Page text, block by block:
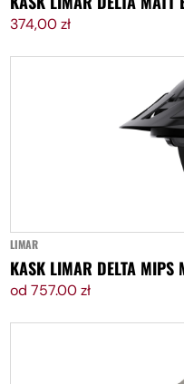
374,00zł
LIMAR
KASK LIMAR DELTA MIPS
od 757.00 zł